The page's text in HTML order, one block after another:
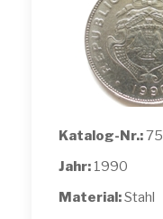
Katalog-Nr.:75
Jahr: 1990
Material:Stahl